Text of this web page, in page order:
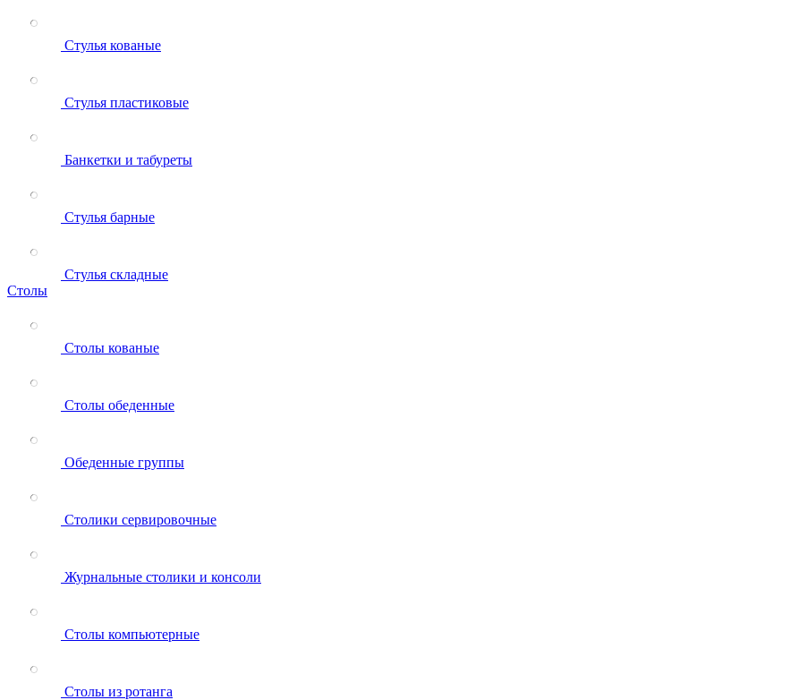
Стулья кованые
Стулья пластиковые
Банкетки и табуреты
Стулья барные
Стулья складные
Столы
Столы кованые
Столы обеденные
Обеденные группы
Столики сервировочные
Журнальные столики и консоли
Столы компьютерные
Столы из ротанга